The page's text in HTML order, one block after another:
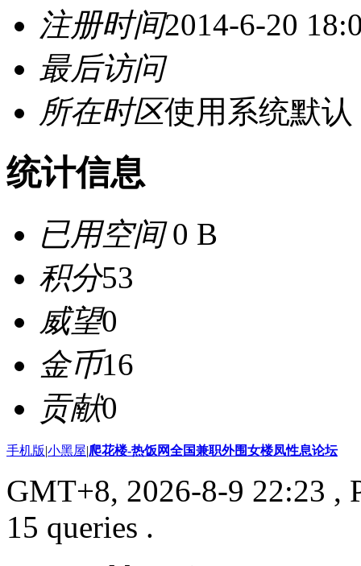
注册时间2014-6-20
最后访问
所在时区使用系统默认
统计信息
已用空间0 B
积分53
威望0
金币16
贡献0
手机版|小黑屋|爬花楼-热饭网全国兼职外围女楼凤性息论坛
GMT+8, 2026-8-9 22:23 ,
15 queries .